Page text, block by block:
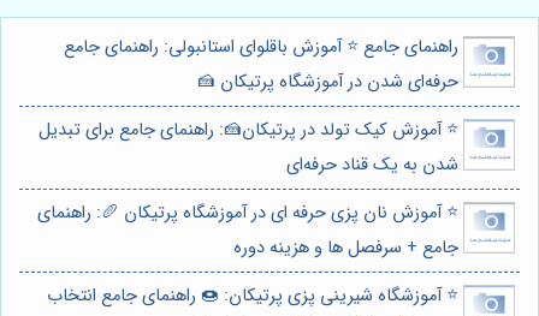
راهنمای جامع ⭐️ آموزش باقلوای استانبولی: راهنمای جامع
حرفه‌ای شدن در آموزشگاه پرتیکان 🍰
⭐️ آموزش کیک تولد در پرتیکان🍰: راهنمای جامع برای تبدیل
شدن به یک قناد حرفه‌ای
⭐️ آموزش نان پزی حرفه ای در آموزشگاه پرتیکان 🥖: راهنمای
جامع + سرفصل ها و هزینه دوره
⭐️ آموزشگاه شیرینی پزی پرتیکان: 🍩 راهنمای جامع انتخاب